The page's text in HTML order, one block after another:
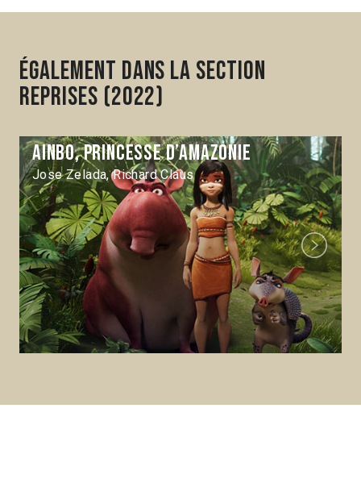
Également dans la section
Reprises (2022)
Ainbo, princesse d’Amazonie
Jose Zelada, Richard Claus
Next